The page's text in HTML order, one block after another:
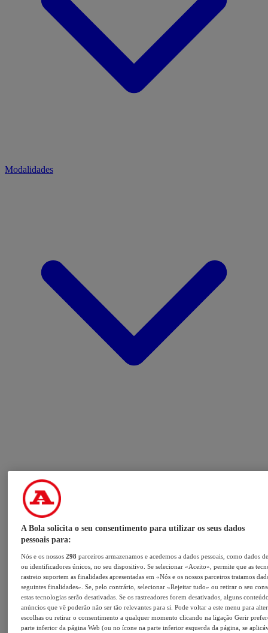
Modalidades
A Bola solicita o seu consentimento para utilizar os seus dados
pessoais para:
Nós e os nossos298 parceiros armazenamos e acedemos a dados pessoais, como dados
ou identificadores únicos, no seu dispositivo. Se selecionar «Aceito», permite que as
rastreio suportem as finalidades apresentadas em «Nós e os nossos parceiros tratamos
seguintes finalidades». Se, pelo contrário, selecionar «Rejeitar tudo» ou retirar o seu
estas tecnologias serão desativadas. Se os rastreadores forem desativados, alguns
anúncios que vê poderão não ser tão relevantes para si. Pode voltar a este menu para
escolhas ou retirar o consentimento a qualquer momento clicando na ligação Gerir
parte inferior da página Web (ou no ícone na parte inferior esquerda da página, se